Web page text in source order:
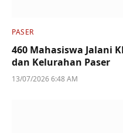
PASER
460 Mahasiswa Jalani
dan Kelurahan Paser
13/07/2026 6:48 AM